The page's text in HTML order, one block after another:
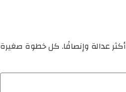
عدالة وإنصافًا. كل خطوة صغيرة